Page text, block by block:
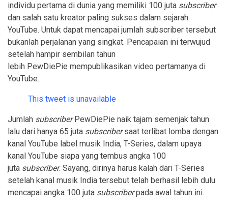
individu pertama di dunia yang memiliki 100 juta subscriber
dan salah satu kreator paling sukses dalam sejarah
YouTube. Untuk dapat mencapai jumlah subscriber tersebut
bukanlah perjalanan yang singkat. Pencapaian ini terwujud
setelah hampir sembilan tahun
lebih PewDiePie mempublikasikan video pertamanya di
YouTube.
This tweet is unavailable
Jumlah subscriberPewDiePie naik tajam semenjak tahun
lalu dari hanya 65 juta subscribersaat terlibat lomba dengan
kanal YouTube label musik India, T-Series, dalam upaya
kanal YouTube siapa yang tembus angka 100
juta subscriber. Sayang, dirinya harus kalah dari T-Series
setelah kanal musik India tersebut telah berhasil lebih dulu
mencapai angka 100 juta subscriberpada awal tahun ini.